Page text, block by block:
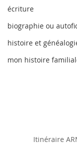
écriture
biographie ou
histoire et
mon histoire
Itinéraire